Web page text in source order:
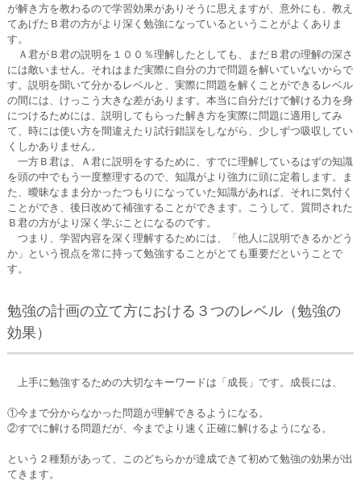
が解き方を教わるので学習効果がありそうに思えますが、意外にも、教え
てあげたＢ君の方がより深く勉強になっているということがよくありま
す。
Ａ君がＢ君の説明を１００％理解したとしても、まだＢ君の理解の深さ
には敵いません。それはまだ実際に自分の力で問題を解いていないからで
す。説明を聞いて分かるレベルと、実際に問題を解くことができるレベル
の間には、けっこう大きな差があります。本当に自分だけで解ける力を身
につけるためには、説明してもらった解き方を実際に問題に適用してみ
て、時には使い方を間違えたり試行錯誤をしながら、少しずつ吸収してい
くしかありません。
一方Ｂ君は、Ａ君に説明をするために、すでに理解しているはずの知識
を頭の中でもう一度整理するので、知識がより強力に頭に定着します。ま
た、曖昧なまま分かったつもりになっていた知識があれば、それに気付く
ことができ、後日改めて補強することができます。こうして、質問された
Ｂ君の方がより深く学ぶことになるのです。
つまり、学習内容を深く理解するためには、「他人に説明できるかどう
か」という視点を常に持って勉強することがとても重要だということで
す。
勉強の計画の立て方における３つのレベル（勉強の
効果）
上手に勉強するための大切なキーワードは「成長」です。成長には、
①今まで分からなかった問題が理解できるようになる。
②すでに解ける問題だが、今までより速く正確に解けるようになる。
という２種類があって、このどちらかが達成できて初めて勉強の効果が出
てきます。